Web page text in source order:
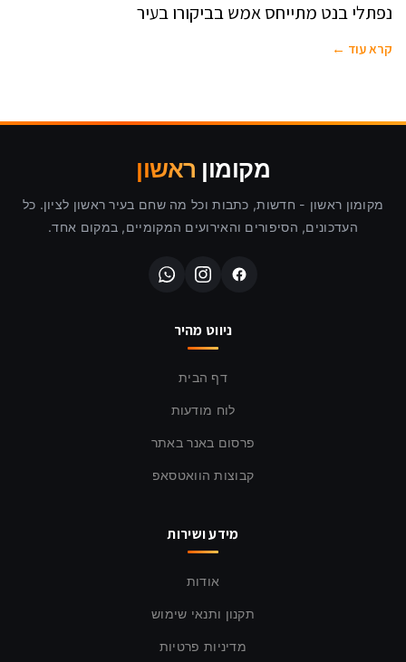
נפתלי בנט מתייחס אמש בביקורו בעיר
קרא עוד ←
מקומון ראשון
מקומון ראשון - חדשות, כתבות וכל מה שחם בעיר ראשון לציון. כל
העדכונים, הסיפורים והאירועים המקומיים, במקום אחד.
ניווט מהיר
דף הבית
לוח מודעות
פרסום באנר באתר
קבוצות הוואטסאפ
מידע ושירות
אודות
תקנון ותנאי שימוש
מדיניות פרטיות